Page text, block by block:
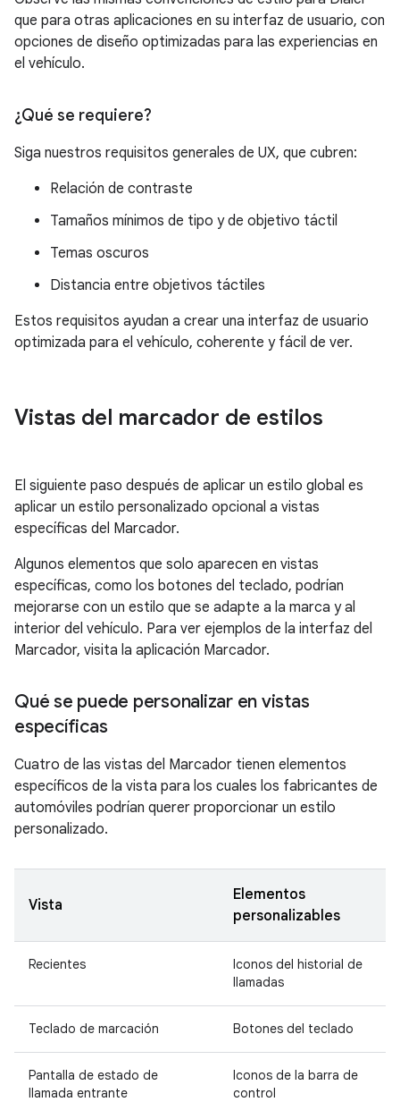
que para otras aplicaciones en su interfaz de usuario, con
opciones de diseño optimizadas para las experiencias en
el vehículo.
¿Qué se requiere?
Siga nuestros requisitos generales de UX, que cubren:
Relación de contraste
Tamaños mínimos de tipo y de objetivo táctil
Temas oscuros
Distancia entre objetivos táctiles
Estos requisitos ayudan a crear una interfaz de usuario
optimizada para el vehículo, coherente y fácil de ver.
Vistas del marcador de estilos
El siguiente paso después de aplicar un estilo global es
aplicar un estilo personalizado opcional a vistas
específicas del Marcador.
Algunos elementos que solo aparecen en vistas
específicas, como los botones del teclado, podrían
mejorarse con un estilo que se adapte a la marca y al
interior del vehículo. Para ver ejemplos de la interfaz del
Marcador, visita la aplicación Marcador.
Qué se puede personalizar en vistas
específicas
Cuatro de las vistas del Marcador tienen elementos
específicos de la vista para los cuales los fabricantes de
automóviles podrían querer proporcionar un estilo
personalizado.
Vista
Elementos
personalizables
Recientes
Iconos del historial de
llamadas
Teclado de marcación Botones del teclado
Pantalla de estado de
llamada entrante
Iconos de la barra de
control